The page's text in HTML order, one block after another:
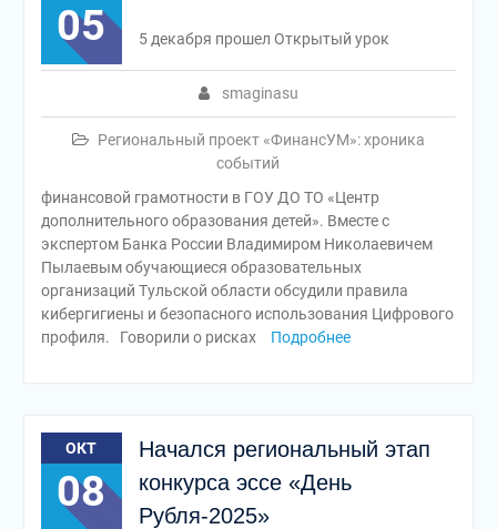
05
smaginasu
Региональный проект «ФинансУМ»: хроника
событий
5 декабря прошел Открытый урок
финансовой грамотности в ГОУ ДО ТО «Центр
дополнительного образования детей». Вместе с
экспертом Банка России Владимиром Николаевичем
Пылаевым обучающиеся образовательных
организаций Тульской области обсудили правила
кибергигиены и безопасного использования Цифрового
профиля. Говорили о рисках
Подробнее
ОКТ
08
Начался региональный этап
конкурса эссе «День
Рубля-2025»